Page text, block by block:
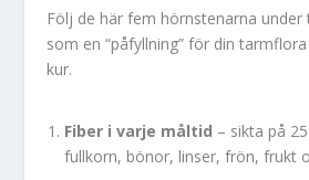
Följ de här fem hörnstenarna under
som en “påfyllning” för din
kur.
Fiber i varje måltid – sikta på
fullkorn, bönor, linser, frön, frukt